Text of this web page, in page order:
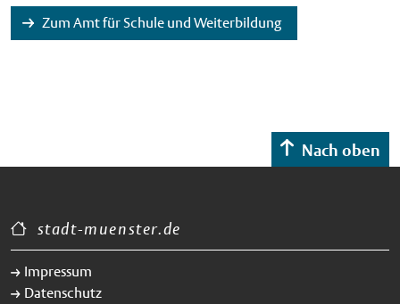
Zum Amt für Schule und Weiterbildung
Nach oben
stadt-muenster.de
Impressum
Datenschutz